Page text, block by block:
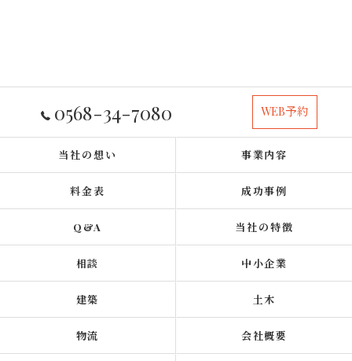
0568-34-7080 WEB予約
当社の想い 事業内容
料金表 成功事例
Q&A 当社の特徴
相談 中小企業
建築 土木
物流 会社概要